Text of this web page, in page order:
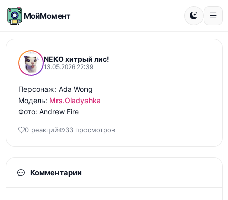
МойМомент
NEKO хитрый лис!
13.05.2026 22:39
Персонаж: Ada Wong
Модель: Mrs.Oladyshka
Фото: Andrew Fire
0 реакций 33 просмотров
Комментарии